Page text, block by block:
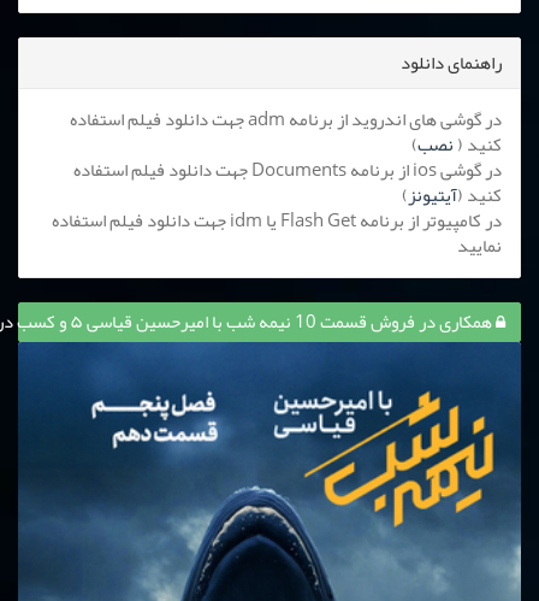
راهنمای دانلود
در گوشی های اندروید از برنامه adm جهت دانلود فیلم استفاده
کنید (نصب)
در گوشی ios از برنامه Documents جهت دانلود فیلم استفاده
کنید (آیتیونز)
در کامپیوتر از برنامه Flash Get یا idm جهت دانلود فیلم استفاده
نمایید
همکاری در فروش قسمت 10 نیمه شب با امیرحسین قیاسی ۵ و کسب درآمد از آن